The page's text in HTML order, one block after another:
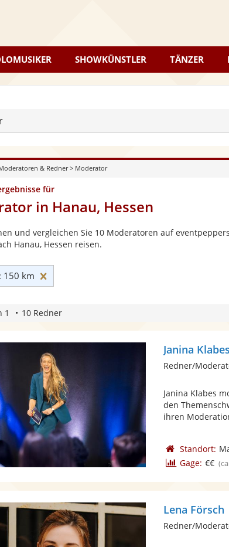
SHOWKÜNSTLER TÄNZER
& Redner> Moderator
für
in Hanau, Hessen
und vergleichen Sie 10 Moderatoren auf
Hanau, Hessen reisen.
150 km
1 10 Redner
Janina Klabes
Redner/
Janina Klabes
den
ihren
Standort:
Gage: €€
Lena Försch
Redner/